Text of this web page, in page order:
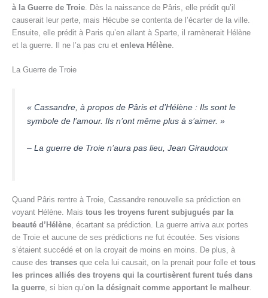
à la Guerre de Troie . Dès la naissance de Pâris, elle prédit qu’il
causerait leur perte, mais Hécube se contenta de l’écarter de la ville.
Ensuite, elle prédit à Paris qu’en allant à Sparte, il ramènerait Hélène
et la guerre. Il ne l’a pas cru et enleva Hélène
La Guerre de Troie
« Cassandre, à propos de Pâris et d’Hélène : Ils sont le
symbole de l’amour. Ils n’ont même plus à s’aimer. »
– La guerre de Troie n’aura pas lieu, Jean Giraudoux
Quand Pâris rentre à Troie, Cassandre renouvelle sa prédiction en
voyant Hélène. Mais tous les troyens furent subjugués par la
beauté d’Hélène, écartant sa prédiction. La guerre arriva aux portes
de Troie et aucune de ses prédictions ne fut écoutée. Ses visions
s’étaient succédé et on la croyait de moins en moins. De plus, à
cause des transes que cela lui causait, on la prenait pour folle et tous
les princes alliés des troyens qui la courtisèrent furent tués dans
la guerre, si bien qu’on la désignait comme apportant le malheur.